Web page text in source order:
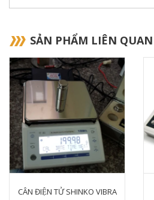
SẢN PHẨM LIÊN QUAN
CÂN ĐIỆN TỬ SHINKO VIBRA